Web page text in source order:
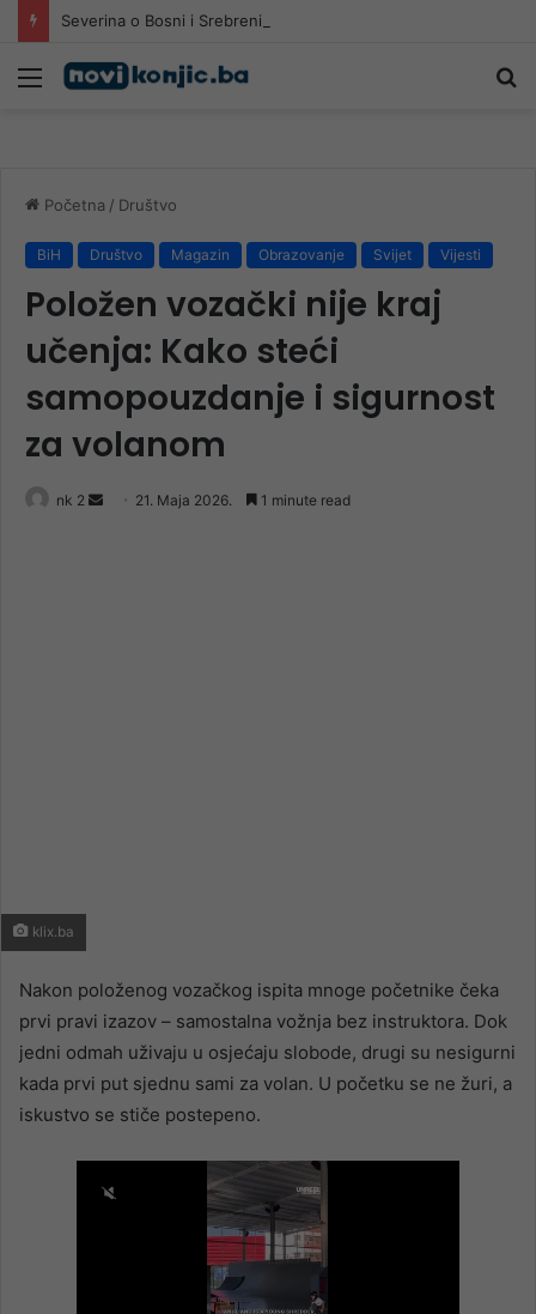
Severina o Bosni i Srebrenici: Bez toga nema dalje…
Meni
Početna / Društvo
BiH Društvo Magazin Obrazovanje Svijet Vijesti
Položen vozački nije kraj
učenja: Kako steći
samopouzdanje i sigurnost
za volanom
nk 2
Send 21. Maja 2026. 1 minute read
klix.ba
Nakon položenog vozačkog ispita mnoge početnike čeka
prvi pravi izazov – samostalna vožnja bez instruktora. Dok
jedni odmah uživaju u osjećaju slobode, drugi su nesigurni
kada prvi put sjednu sami za volan. U početku se ne žuri, a
iskustvo se stiče postepeno.